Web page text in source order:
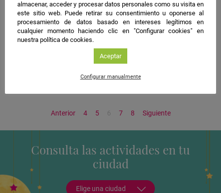
Filología | Jaén
Matemáticas | Jaén
Anterior 4 5 6 7 8 Siguiente
Consulta las actividades en tu
ciudad
Elige una ciudad
almacenar, acceder y procesar datos personales como su visita en
este sitio web. Puede retirar su consentimiento u oponerse al
procesamiento de datos basado en intereses legítimos en
cualquier momento haciendo clic en "Configurar cookies" en
nuestra política de cookies.
Aceptar
Configurar manualmente